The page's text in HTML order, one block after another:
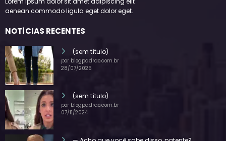
Lorem ipsum dolor sit amet adipiscing elit
(sem título)
por blogpadrao.com.br
(sem título)
por blogpadrao.com.br